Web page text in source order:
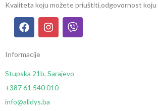
Kvaliteta koju možete priuštiti,odgovornost koju
Informacije
Stupska 21b, Sarajevo
+387 61 540 010
info@alldys.ba